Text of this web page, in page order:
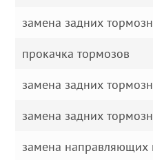
замена задних
прокачка тормозов
замена задних
замена задних
замена направляющих